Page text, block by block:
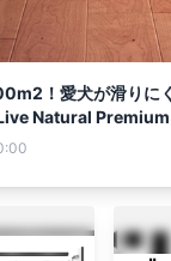
！愛犬が滑りに
Natural